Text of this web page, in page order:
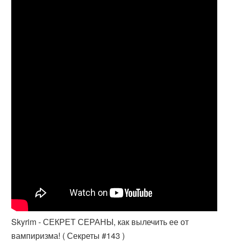
Skyrim - СЕКРЕТ СЕРАНЫ, как вылечить ее от
вампиризма! ( Секреты #143 )